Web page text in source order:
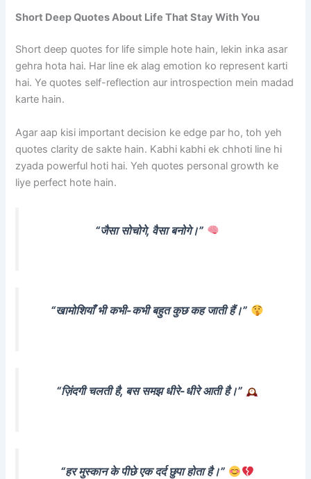
Short Deep Quotes About Life That Stay With You
Short deep quotes for life simple hote hain, lekin inka asar
gehra hota hai. Har line ek alag emotion ko represent karti
hai. Ye quotes self-reflection aur introspection mein madad
karte hain.
Agar aap kisi important decision ke edge par ho, toh yeh
quotes clarity de sakte hain. Kabhi kabhi ek chhoti line hi
zyada powerful hoti hai. Yeh quotes personal growth ke
liye perfect hote hain.
“जैसा सोचोगे, वैसा बनोगे।”
“खामोशियाँ भी कभी-कभी बहुत कुछ कह जाती हैं।”
“ज़िंदगी चलती है, बस समझ धीरे-धीरे आती है।”
“हर मुस्कान के पीछे एक दर्द छुपा होता है।”